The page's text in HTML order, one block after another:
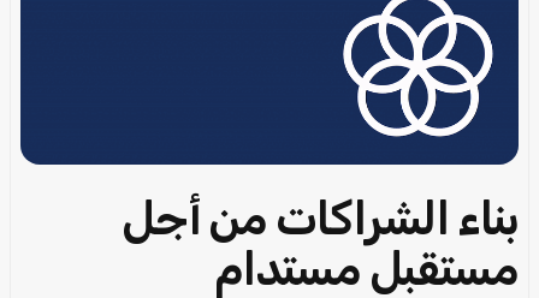
بناء الشراكات من أجل
مستقبل مستدام